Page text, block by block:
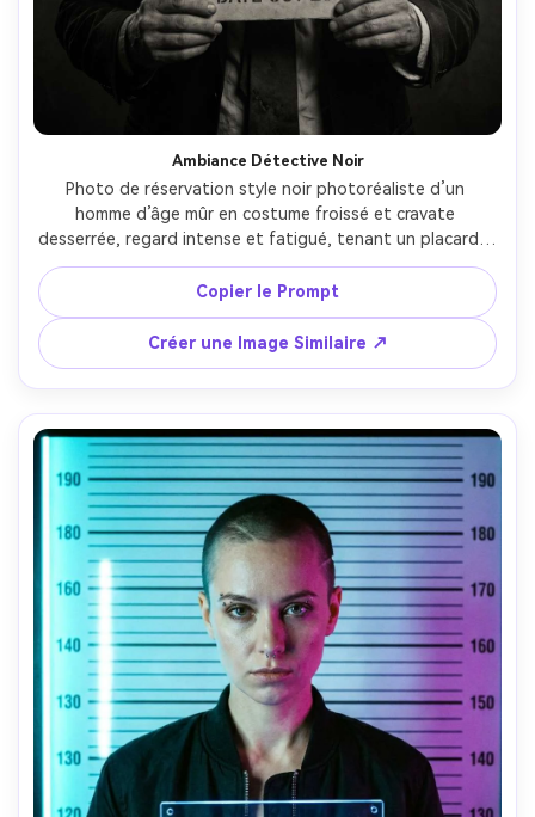
Ambiance Détective Noir
Photo de réservation style noir photoréaliste d’un
homme d’âge mûr en costume froissé et cravate
desserrée, regard intense et fatigué, tenant un placard à
typographie minimale, décor de commissariat sombre avec
tableau de hauteur à peine visible, lumière latérale dure
créant des ombres dramatiques, étalonnage désaturé et
fumé, prise sur Canon R5 avec 85mm f/1.4, cadrage
portrait rapproché, yeux nets, texture rugueuse --ar 4:5
Copier le Prompt
Créer une Image Similaire ↗